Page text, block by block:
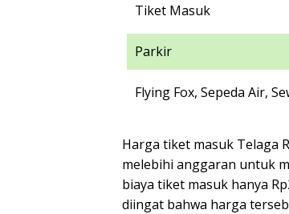
Tiket Masuk
Parkir
Flying Fox, Sepeda Air,
Harga tiket masuk Telaga
melebihi anggaran untuk
biaya tiket masuk hanya
diingat bahwa harga